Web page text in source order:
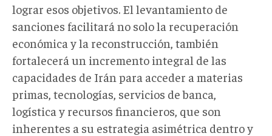
lograr esos objetivos. El levantamiento de
sanciones facilitará no solo la recuperación
económica y la reconstrucción, también
fortalecerá un incremento integral de las
capacidades de Irán para acceder a materias
primas, tecnologías, servicios de banca,
logística y recursos financieros, que son
inherentes a su estrategia asimétrica dentro y